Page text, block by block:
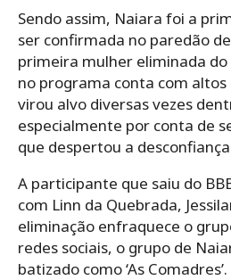
Sendo assim, Naiara foi a
ser confirmada no paredão
primeira mulher eliminada
no programa conta com altos
virou alvo diversas vezes
especialmente por conta de
que despertou a
A participante que saiu do
com Linn da Quebrada,
eliminação enfraquece o
redes sociais, o grupo de
batizado como ‘As Comadres’.